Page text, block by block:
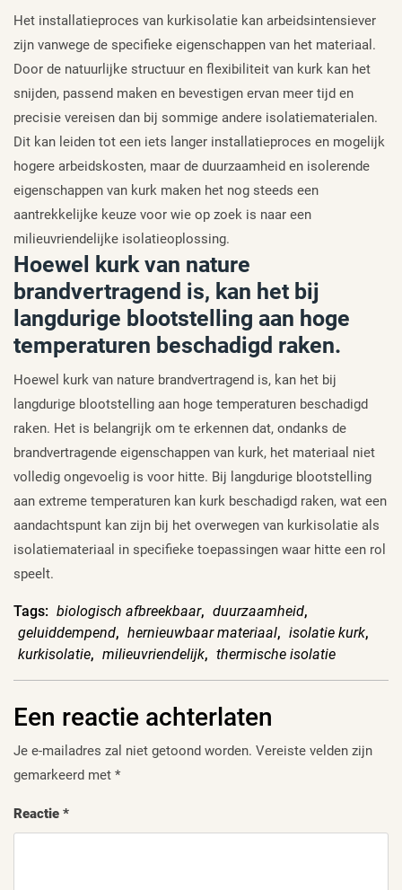
Het installatieproces van kurkisolatie kan arbeidsintensiever
zijn vanwege de specifieke eigenschappen van het materiaal.
Door de natuurlijke structuur en flexibiliteit van kurk kan het
snijden, passend maken en bevestigen ervan meer tijd en
precisie vereisen dan bij sommige andere isolatiematerialen.
Dit kan leiden tot een iets langer installatieproces en mogelijk
hogere arbeidskosten, maar de duurzaamheid en isolerende
eigenschappen van kurk maken het nog steeds een
aantrekkelijke keuze voor wie op zoek is naar een
milieuvriendelijke isolatieoplossing.
Hoewel kurk van nature
brandvertragend is, kan het bij
langdurige blootstelling aan hoge
temperaturen beschadigd raken.
Hoewel kurk van nature brandvertragend is, kan het bij
langdurige blootstelling aan hoge temperaturen beschadigd
raken. Het is belangrijk om te erkennen dat, ondanks de
brandvertragende eigenschappen van kurk, het materiaal niet
volledig ongevoelig is voor hitte. Bij langdurige blootstelling
aan extreme temperaturen kan kurk beschadigd raken, wat een
aandachtspunt kan zijn bij het overwegen van kurkisolatie als
isolatiemateriaal in specifieke toepassingen waar hitte een rol
speelt.
Tags: biologisch afbreekbaar, duurzaamheid,
geluiddempend, hernieuwbaar materiaal, isolatie kurk,
kurkisolatie, milieuvriendelijk, thermische isolatie
Een reactie achterlaten
Je e-mailadres zal niet getoond worden. Vereiste velden zijn
gemarkeerd met *
Reactie *